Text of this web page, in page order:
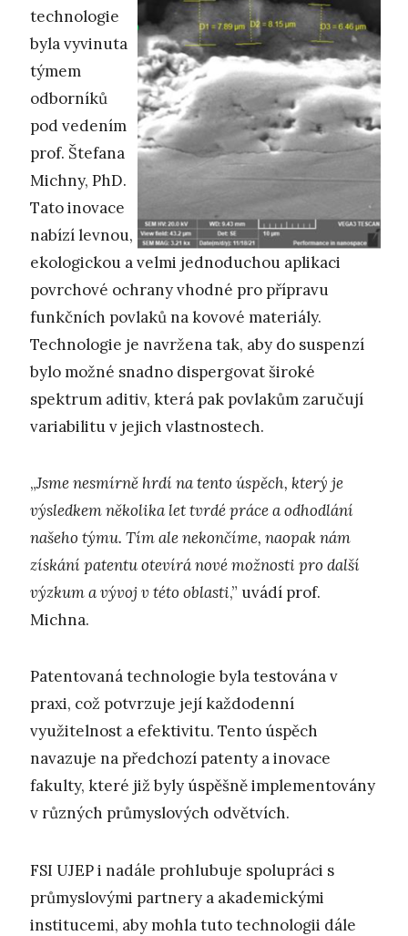
technologie
byla vyvinuta
týmem
odborníků
pod vedením
prof. Štefana
Michny, PhD.
Tato inovace
nabízí levnou,
ekologickou a velmi jednoduchou aplikaci
povrchové ochrany vhodné pro přípravu
funkčních povlaků na kovové materiály.
Technologie je navržena tak, aby do suspenzí
bylo možné snadno dispergovat široké
spektrum aditiv, která pak povlakům zaručují
variabilitu v jejich vlastnostech.
„Jsme nesmírně hrdí na tento úspěch, který je
výsledkem několika let tvrdé práce a odhodlání
našeho týmu. Tím ale nekončíme, naopak nám
získání patentu otevírá nové možnosti pro další
výzkum a vývoj v této oblasti,” uvádí prof.
Michna.
Patentovaná technologie byla testována v
praxi, což potvrzuje její každodenní
využitelnost a efektivitu. Tento úspěch
navazuje na předchozí patenty a inovace
fakulty, které již byly úspěšně implementovány
v různých průmyslových odvětvích.
FSI UJEP i nadále prohlubuje spolupráci s
průmyslovými partnery a akademickými
institucemi, aby mohla tuto technologii dále